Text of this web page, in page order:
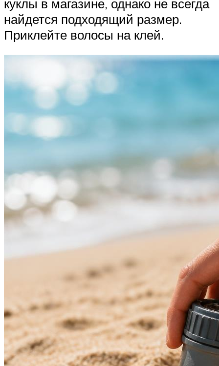
куклы в магазине, однако не всегда
найдется подходящий размер.
Приклейте волосы на клей.